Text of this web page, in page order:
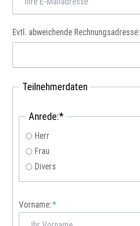
Evtl. abweichende Rechnungsadresse:
Teilnehmerdaten
Pflichtfeld
Anrede:*
Herr
Frau
Divers
Pflichtfeld
Vorname:*